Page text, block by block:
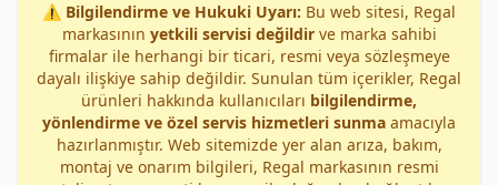
⚠️ Bilgilendirme ve Hukuki Uyarı: Bu web sitesi, Regal
markasının yetkili servisi değildirve marka sahibi
firmalar ile herhangi bir ticari, resmi veya sözleşmeye
dayalı ilişkiye sahip değildir. Sunulan tüm içerikler, Regal
ürünleri hakkında kullanıcıları bilgilendirme,
yönlendirme ve özel servis hizmetleri sunma amacıyla
hazırlanmıştır. Web sitemizde yer alan arıza, bakım,
montaj ve onarım bilgileri, Regal markasının resmi